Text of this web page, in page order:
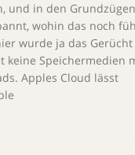
und in den
wohin das noch
wurde ja das
keine Speichermedien
Apples Cloud lässt